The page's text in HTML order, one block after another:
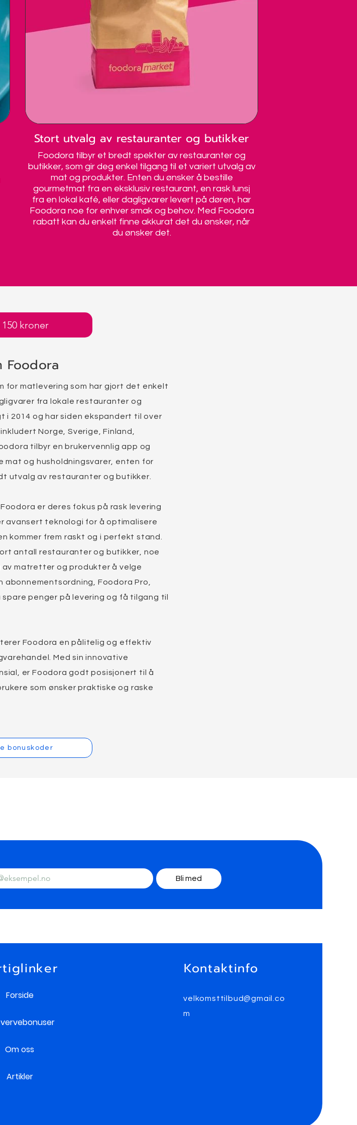
Stort utvalg av restauranter og butikker
Foodora tilbyr et bredt spekter av restauranter og
butikker, som gir deg enkel tilgang til et variert utvalg av
mat og produkter. Enten du ønsker å bestille
gourmetmat fra en eksklusiv restaurant, en rask lunsj
fra en lokal kafé, eller dagligvarer levert på døren, har
Foodora noe for enhver smak og behov. Med Foodora
rabatt kan du enkelt finne akkurat det du ønsker, når
du ønsker det.
150 kroner
Foodora
for matlevering som har gjort det enkelt
fra lokale restauranter og
i 2014 og har siden ekspandert til over
Norge, Sverige, Finland,
tilbyr en brukervennlig app og
mat og husholdningsvarer, enten for
utvalg av restauranter og butikker.
er deres fokus på rask levering
avansert teknologi for å optimalisere
kommer frem raskt og i perfekt stand.
antall restauranter og butikker, noe
matretter og produkter å velge
abonnementsordning, Foodora Pro,
penger på levering og få tilgang til
Foodora en pålitelig og effektiv
Med sin innovative
er Foodora godt posisjonert til å
som ønsker praktiske og raske
bonuskoder
Bli med
Forside
Om oss
Artikler
Kontaktinfo
velkomsttilbud@gmail.co
m